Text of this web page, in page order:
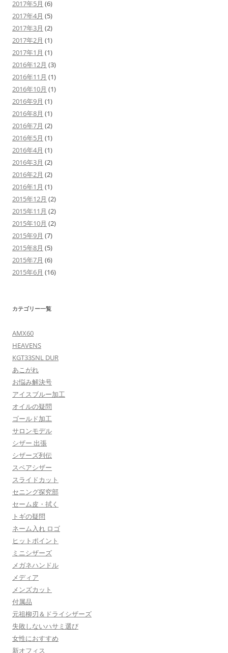
2017年5月 (6)
2017年4月 (5)
2017年3月 (2)
2017年2月 (1)
2017年1月 (1)
2016年12月 (3)
2016年11月 (1)
2016年10月 (1)
2016年9月 (1)
2016年8月 (1)
2016年7月 (2)
2016年5月 (1)
2016年4月 (1)
2016年3月 (2)
2016年2月 (2)
2016年1月 (1)
2015年12月 (2)
2015年11月 (2)
2015年10月 (2)
2015年9月 (7)
2015年8月 (5)
2015年7月 (6)
2015年6月 (16)
カテゴリー一覧
AMX60
HEAVENS
KGT33SNL DUR
あこがれ
お悩み解決号
アイスブルー加工
オイルの疑問
ゴールド加工
サロンモデル
シザー 出張
シザーズ列伝
スペアシザー
スライドカット
セニング探究部
セーム皮・拭く
トギの疑問
ネーム入れ ロゴ
ヒットポイント
ミニシザーズ
メガネハンドル
メディア
メンズカット
付属品
元祖柳刃＆ドライシザーズ
失敗しないハサミ選び
女性におすすめ
新オフィス